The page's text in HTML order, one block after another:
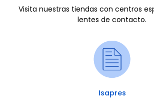
Visita nuestras tiendas con centros
lentes de contacto.
Isapres